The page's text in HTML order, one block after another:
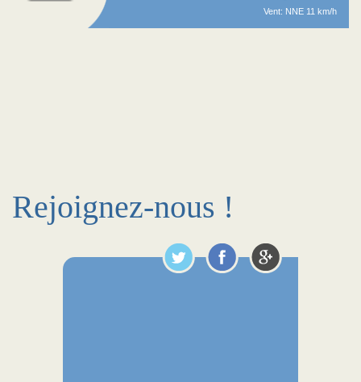
Vent: NNE 11 km/h
Rejoignez-nous !